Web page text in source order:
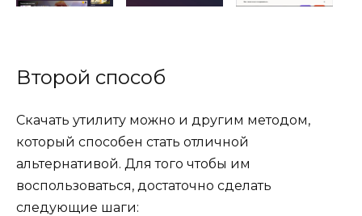
Второй способ
Скачать утилиту можно и другим методом,
который способен стать отличной
альтернативой. Для того чтобы им
воспользоваться, достаточно сделать
следующие шаги: